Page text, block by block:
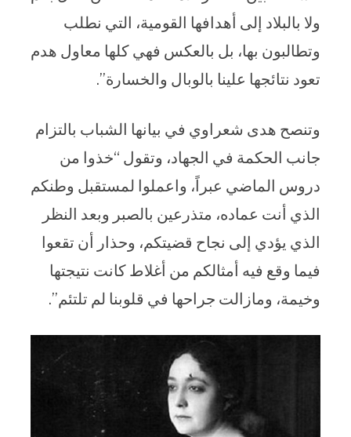
ولا بالبلاد إلى أهدافها القومية، التي نطلب
وتطالبون بها، بل بالعكس فهي كلها معاول هدم
تعود نتائجها علينا بالوبال والخسارة”.
وتنصح هدى شعراوي في بيانها الشباب بالتزام
جانب الحكمة في الجهاد، وتقول “خذوا من
دروس الماضي عبراً، واعملوا لمستقبل وطنكم
الذي أنت عماده، متذرعين بالصبر وبعد النظر
الذي يؤدي إلى نجاح قضيتكم، وحذار أن تقعوا
فيما وقع فيه أمثالكم من أغلاط كانت نتيجتها
وخيمة، ومازالت جراحها في قلوبنا لم تلتئم”.